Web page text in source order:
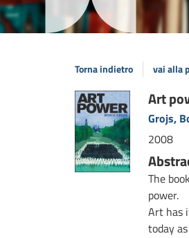
Torna indietro vai alla
Dettaglio
del
documento
Art
Grojs,
2008
The
power.
Art has
today